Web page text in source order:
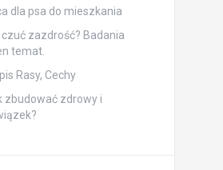
dla psa do mieszkania
zazdrość? Badania
temat.
Rasy, Cechy
zbudować zdrowy i